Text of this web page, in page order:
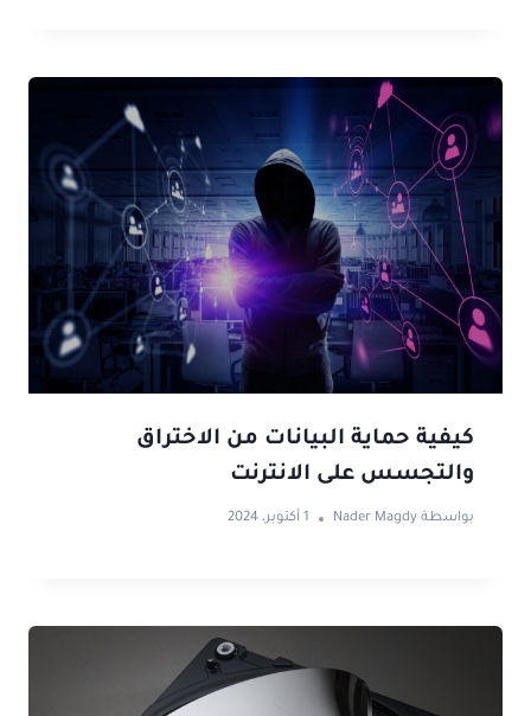
كيفية حماية البيانات من الاختراق
والتجسس على الانترنت
بواسطة Nader Magdy 1 أكتوبر، 2024